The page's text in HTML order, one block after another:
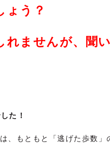
ょう？
れませんが、聞
た！
、もともと「逃げた歩数」